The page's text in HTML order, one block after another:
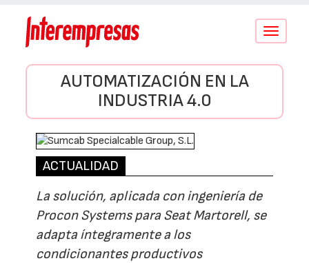
Conmutar
AUTOMATIZACIÓN EN LA
INDUSTRIA 4.0
ACTUALIDAD
La solución, aplicada con ingeniería de
Procon Systems para Seat Martorell, se
adapta íntegramente a los
condicionantes productivos